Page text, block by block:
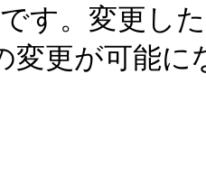
す。変更し